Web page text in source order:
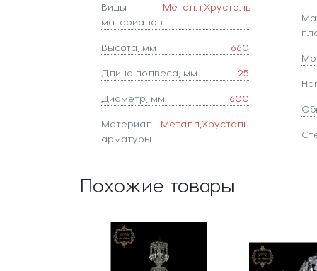
Виды
материалов
Металл,Хрусталь
Высота, мм 660
Длина подвеса, мм 25
Диаметр, мм 600
Материал
арматуры
Металл,Хрусталь
Похожие товары